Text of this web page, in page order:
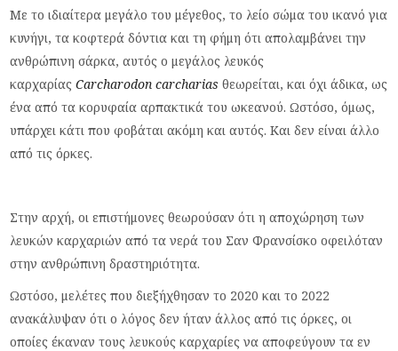
Με το ιδιαίτερα μεγάλο του μέγεθος, το λείο σώμα του ικανό για
κυνήγι, τα κοφτερά δόντια και τη φήμη ότι απολαμβάνει την
ανθρώπινη σάρκα, αυτός ο μεγάλος λευκός
καρχαρίαςCarcharodon carcharias θεωρείται, και όχι άδικα, ως
ένα από τα κορυφαία αρπακτικά του ωκεανού. Ωστόσο, όμως,
υπάρχει κάτι που φοβάται ακόμη και αυτός. Και δεν είναι άλλο
από τις όρκες.
Στην αρχή, οι επιστήμονες θεωρούσαν ότι η αποχώρηση των
λευκών καρχαριών από τα νερά του Σαν Φρανσίσκο οφειλόταν
στην ανθρώπινη δραστηριότητα.
Ωστόσο, μελέτες που διεξήχθησαν το 2020 και το 2022
ανακάλυψαν ότι ο λόγος δεν ήταν άλλος από τις όρκες, οι
οποίες έκαναν τους λευκούς καρχαρίες να αποφεύγουν τα εν